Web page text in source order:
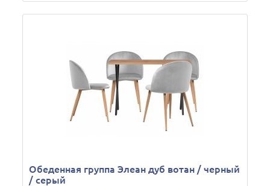
Обеденная группа Элеан дуб вотан / черный
/ серый